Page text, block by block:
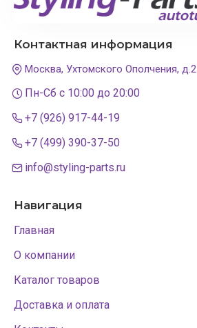
Контактная информация
Москва, Ухтомского Ополчения, д.2
Пн-Сб с 10:00 до 20:00
+7 (926) 917-44-19
+7 (499) 390-37-50
info@styling-parts.ru
Навигация
Главная
О компании
Каталог товаров
Доставка и оплата